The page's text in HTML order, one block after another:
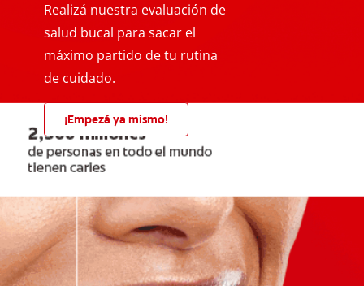
Realizá nuestra evaluación de
salud bucal para sacar el
máximo partido de tu rutina
de cuidado.
¡Empezá ya mismo!